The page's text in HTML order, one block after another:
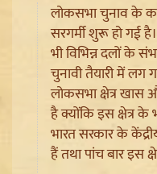
Article 370
सुरक्षा, Amarnath
लोकसभा चुनाव के
सरगर्मी शुरू हो गई
भी विभिन्न दलों के
चुनावी तैयारी में लग
लोकसभा क्षेत्र खास
है क्योंकि इस क्षेत्र के
भारत सरकार के
हैं तथा पांच बार इस